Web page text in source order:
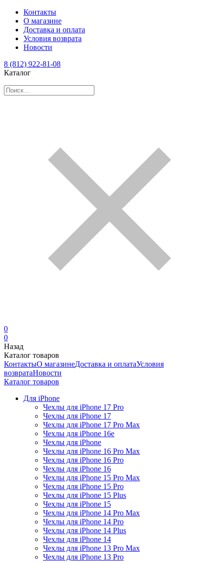
Контакты
О магазине
Доставка и оплата
Условия возврата
Новости
8 (812) 922-81-08
Каталог
0
0
Назад
Каталог товаров
КонтактыО магазинеДоставка и оплатаУсловия
возвратаНовости
Каталог товаров
Для iPhone
Чехлы для iPhone 17 Pro
Чехлы для iPhone 17
Чехлы для iPhone 17 Pro Max
Чехлы для iPhone 16e
Чехлы для iPhone
Чехлы для iPhone 16 Pro Max
Чехлы для iPhone 16 Pro
Чехлы для iPhone 16
Чехлы для iPhone 15 Pro Max
Чехлы для iPhone 15 Pro
Чехлы для iPhone 15 Plus
Чехлы для iPhone 15
Чехлы для iPhone 14 Pro Max
Чехлы для iPhone 14 Pro
Чехлы для iPhone 14 Plus
Чехлы для iPhone 14
Чехлы для iPhone 13 Pro Max
Чехлы для iPhone 13 Pro